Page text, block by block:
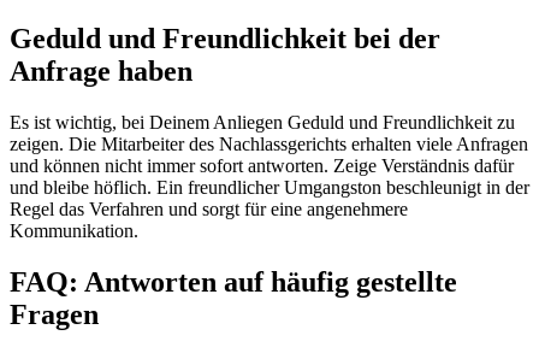
Geduld und Freundlichkeit bei der
Anfrage haben
Es ist wichtig, bei Deinem Anliegen Geduld und Freundlichkeit zu
zeigen. Die Mitarbeiter des Nachlassgerichts erhalten viele Anfragen
und können nicht immer sofort antworten. Zeige Verständnis dafür
und bleibe höflich. Ein freundlicher Umgangston beschleunigt in der
Regel das Verfahren und sorgt für eine angenehmere
Kommunikation.
FAQ: Antworten auf häufig gestellte
Fragen